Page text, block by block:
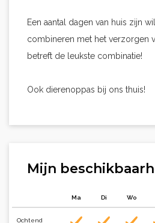
Een aantal dagen van huis zijn
combineren met het verzorgen
betreft de leukste combinatie!
Ook dierenoppas bij ons thuis!
Mijn
Ma Di Wo
Ochtend